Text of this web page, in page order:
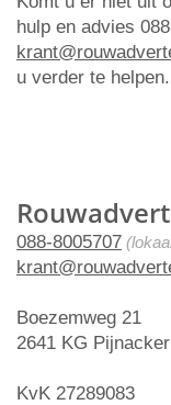
088-8005707
Boezemweg 21
2641 KG Pijnacker
KvK 27289083
hulp en advies
u verder te helpen.